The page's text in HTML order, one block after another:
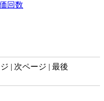
回数
| 次ページ | 最後